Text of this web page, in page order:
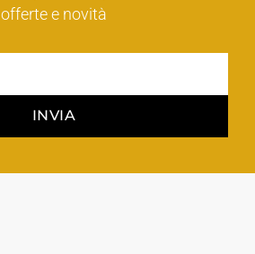
offerte e novità
INVIA